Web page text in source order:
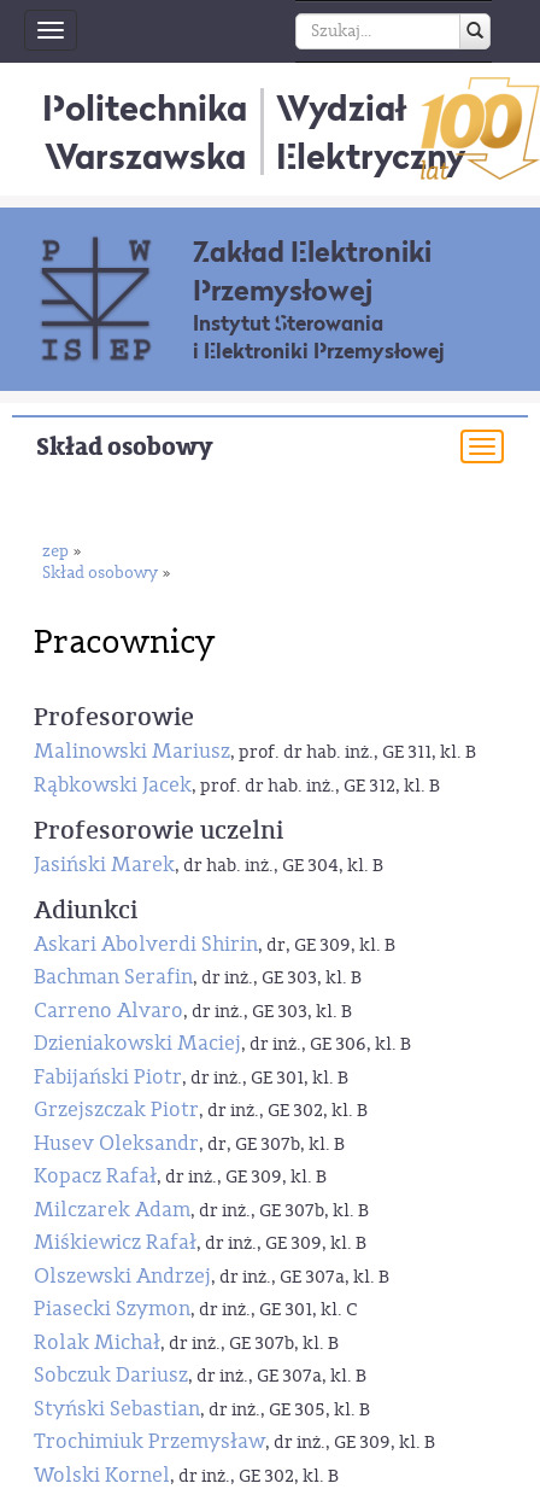
Toggle
navigation
Politechnika
Warszawska
Wydział
Elektryczny
Zakład Elektroniki
Przemysłowej
Instytut Sterowania
i Elektroniki Przemysłowej
Skład osobowy
zep »
Skład osobowy »
Pracownicy
Profesorowie
Malinowski Mariusz, prof. dr hab. inż., GE 311, kl. B
Rąbkowski Jacek, prof. dr hab. inż., GE 312, kl. B
Profesorowie uczelni
Jasiński Marek, dr hab. inż., GE 304, kl. B
Adiunkci
Askari Abolverdi Shirin, dr, GE 309, kl. B
Bachman Serafin, dr inż., GE 303, kl. B
Carreno Alvaro, dr inż., GE 303, kl. B
Dzieniakowski Maciej, dr inż., GE 306, kl. B
Fabijański Piotr, dr inż., GE 301, kl. B
Grzejszczak Piotr, dr inż., GE 302, kl. B
Husev Oleksandr, dr, GE 307b, kl. B
Kopacz Rafał, dr inż., GE 309, kl. B
Milczarek Adam, dr inż., GE 307b, kl. B
Miśkiewicz Rafał, dr inż., GE 309, kl. B
Olszewski Andrzej, dr inż., GE 307a, kl. B
Piasecki Szymon, dr inż., GE 301, kl. C
Rolak Michał, dr inż., GE 307b, kl. B
Sobczuk Dariusz, dr inż., GE 307a, kl. B
Styński Sebastian, dr inż., GE 305, kl. B
Trochimiuk Przemysław, dr inż., GE 309, kl. B
Wolski Kornel, dr inż., GE 302, kl. B